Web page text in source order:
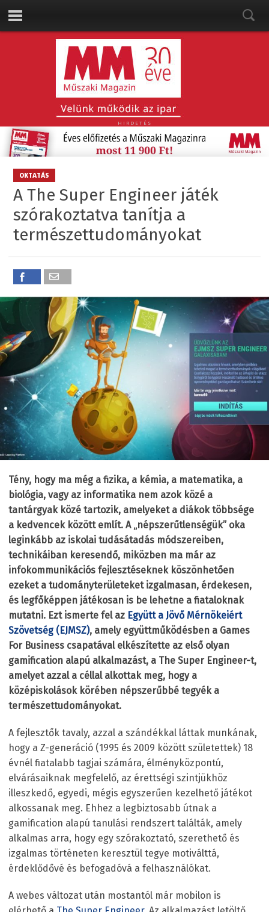
HIRDETÉS
OKTATÁS
A The Super Engineer játék
szórakoztatva tanítja a
természettudományokat
Tény, hogy ma még a fizika, a kémia, a matematika, a
biológia, vagy az informatika nem azok közé a
tantárgyak közé tartozik, amelyeket a diákok többsége
a kedvencek között említ. A „népszerűtlenségük” oka
leginkább az iskolai tudásátadás módszereiben,
technikáiban keresendő, miközben ma már az
infokommunikációs fejlesztéseknek köszönhetően
ezeket a tudományterületeket izgalmasan, érdekesen,
és legfőképpen játékosan is be lehetne a fiataloknak
mutatni. Ezt ismerte fel az Együtt a Jövő Mérnökeiért
Szövetség (EJMSZ), amely együttműködésben a Games
For Business csapatával elkészítette az első olyan
gamification alapú alkalmazást, a The Super Engineer-t,
amelyet azzal a céllal alkottak meg, hogy a
középiskolások körében népszerűbbé tegyék a
természettudományokat.
A fejlesztők tavaly, azzal a szándékkal láttak munkának,
hogy a Z-generáció (1995 és 2009 között születettek) 18
évnél fiatalabb tagjai számára, élményközpontú,
elvárásaiknak megfelelő, az érettségi szintjükhöz
illeszkedő, egyedi, mégis egyszerűen kezelhető játékot
alkossanak meg. Ehhez a legbiztosabb útnak a
gamification alapú tanulási rendszert találták, amely
alkalmas arra, hogy egy szórakoztató, szerethető és
izgalmas történeten keresztül tegye motiválttá,
érdeklődővé és befogadóvá a felhasználókat.
A webes változat után mostantól már mobilon is